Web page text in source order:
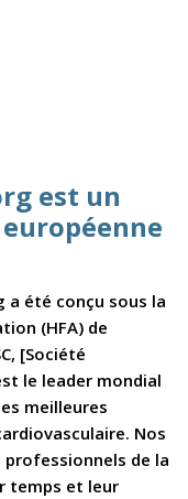
est un
été conçu sous la
(HFA) de
[Société
le leader mondial
meilleures
Nos
de la
temps et leur